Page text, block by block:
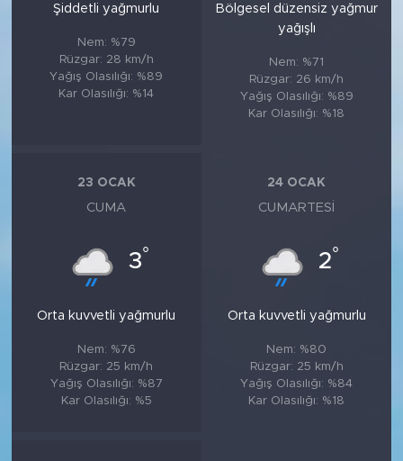
Şiddetli yağmurlu
Nem: %79
Rüzgar: 28 km/h
Yağış Olasılığı: %89
Kar Olasılığı: %14
Bölgesel düzensiz yağmur
yağışlı
Nem: %71
Rüzgar: 26 km/h
Yağış Olasılığı: %89
Kar Olasılığı: %18
23 OCAK
CUMA
3°
Orta kuvvetli yağmurlu
Nem: %76
Rüzgar: 25 km/h
Yağış Olasılığı: %87
Kar Olasılığı: %5
24 OCAK
CUMARTESI
2°
Orta kuvvetli yağmurlu
Nem: %80
Rüzgar: 25 km/h
Yağış Olasılığı: %84
Kar Olasılığı: %18